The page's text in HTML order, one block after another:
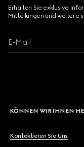
Erhalten Sie exklusive
Mitteilungen und weitere
E-Mail
KÖNNEN WIR IHNEN
Kontaktieren Sie Uns